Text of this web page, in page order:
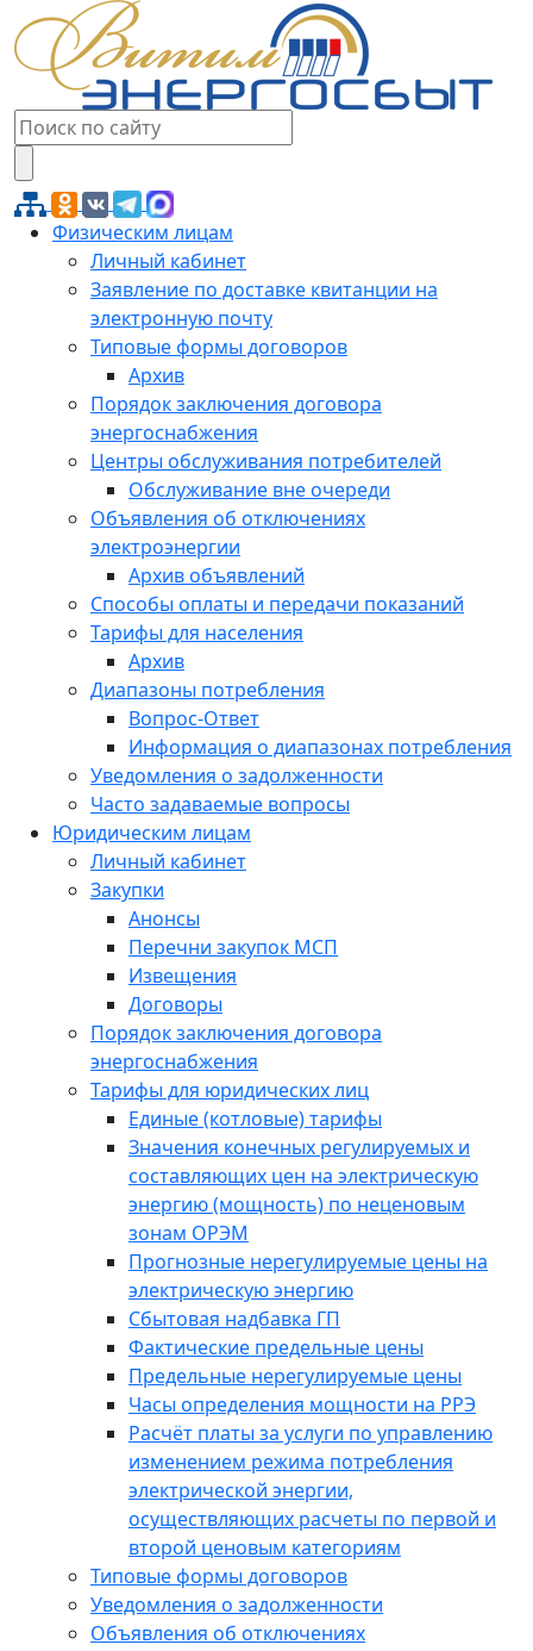
Физическим лицам
Личный кабинет
Заявление по доставке квитанции на
электронную почту
Типовые формы договоров
Архив
Порядок заключения договора
энергоснабжения
Центры обслуживания потребителей
Обслуживание вне очереди
Объявления об отключениях
электроэнергии
Архив объявлений
Способы оплаты и передачи показаний
Тарифы для населения
Архив
Диапазоны потребления
Вопрос-Ответ
Информация о диапазонах потребления
Уведомления о задолженности
Часто задаваемые вопросы
Юридическим лицам
Личный кабинет
Закупки
Анонсы
Перечни закупок МСП
Извещения
Договоры
Порядок заключения договора
энергоснабжения
Тарифы для юридических лиц
Единые (котловые) тарифы
Значения конечных регулируемых и
составляющих цен на электрическую
энергию (мощность) по неценовым
зонам ОРЭМ
Прогнозные нерегулируемые цены на
электрическую энергию
Сбытовая надбавка ГП
Фактические предельные цены
Предельные нерегулируемые цены
Часы определения мощности на РРЭ
Расчёт платы за услуги по управлению
изменением режима потребления
электрической энергии,
осуществляющих расчеты по первой и
второй ценовым категориям
Типовые формы договоров
Уведомления о задолженности
Объявления об отключениях